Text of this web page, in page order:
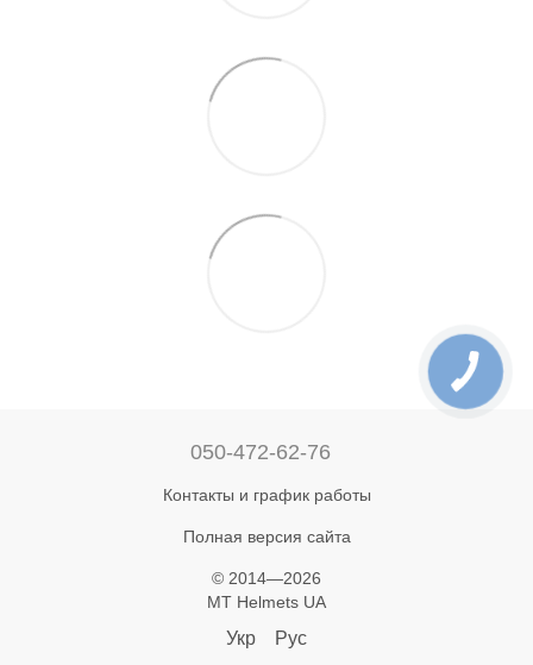
050-472-62-76
Контакты и график работы
Полная версия сайта
© 2014—2026
MT Helmets UA
Укр Рус